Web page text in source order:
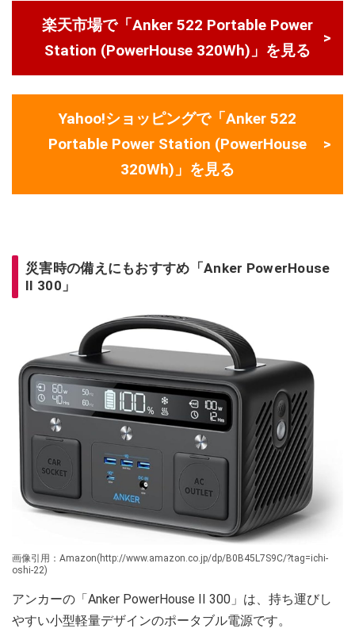
楽天市場で「Anker 522 Portable Power
Station (PowerHouse 320Wh)」を見る
Yahoo!ショッピングで「Anker 522
Portable Power Station (PowerHouse
320Wh)」を見る
災害時の備えにもおすすめ「Anker PowerHouse
II 300」
画像引用：Amazon(http://www.amazon.co.jp/dp/B0B45L7S9C/?tag=ichi-
oshi-22)
アンカーの「Anker PowerHouse II 300」は、持ち運びし
やすい小型軽量デザインのポータブル電源です。